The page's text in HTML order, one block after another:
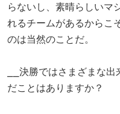
らないし、素晴らしいマ
れるチームがあるからこ
のは当然のことだ。
⎯⎯決勝ではさまざまな
だことはありますか？